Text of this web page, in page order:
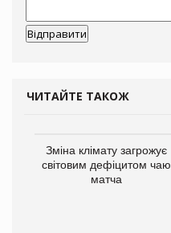
ЧИТАЙТЕ ТАКОЖ
Зміна клімату загрожує
світовим дефіцитом чаю
матча